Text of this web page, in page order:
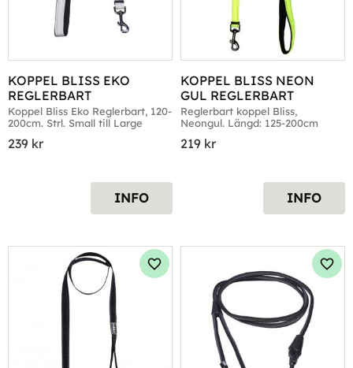
KOPPEL BLISS EKO
REGLERBART
Koppel Bliss Eko Reglerbart, 120-
200cm. Strl. Small till Large
239 kr
INFO
KOPPEL BLISS NEON
GUL REGLERBART
Reglerbart koppel Bliss,
Neongul. Längd: 125-200cm
219 kr
INFO
Lägg till i favoriter